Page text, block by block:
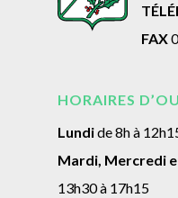
FAX
HORAIRES
Lundide 8h à
Mardi, Mercredi
13h30 à 17h15